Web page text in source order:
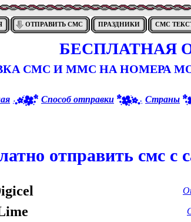
ОТПРАВИТЬ СМС ПРАЗДНИКИ СМС
БЕСПЛАТНАЯ
СМС И ММС НА НОМЕРА
Способ отправки Страны
отправить смс с